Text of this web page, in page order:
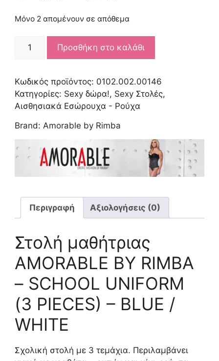
Μόνο 2 απομένουν σε απόθεμα
UNIFORM
3PC
S/M
Προσθήκη στο καλάθι
Κωδικός προϊόντος: 0102.002.00146
Κατηγορίες: Sexy δώρα!, Sexy Στολές,
Αισθησιακά Εσώρουχα - Ρούχα
Brand: Amorable by Rimba
Περιγραφή Αξιολογήσεις (0)
Στολή μαθήτριας
AMORABLE BY RIMBA
– SCHOOL UNIFORM
(3 PIECES) – BLUE /
WHITE
Σχολική στολή με 3 τεμάχια. Περιλαμβάνει